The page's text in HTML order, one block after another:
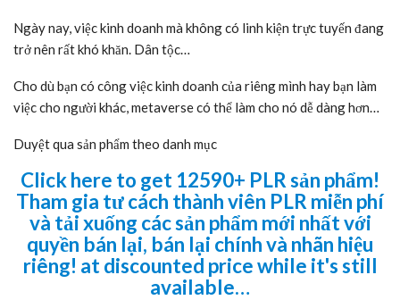
Ngày nay, việc kinh doanh mà không có linh kiện trực tuyến đang
trở nên rất khó khăn. Dân tộc…
Cho dù bạn có công việc kinh doanh của riêng mình hay bạn làm
việc cho người khác, metaverse có thể làm cho nó dễ dàng hơn…
Duyệt qua sản phẩm theo danh mục
Click here to get 12590+ PLR sản phẩm!
Tham gia tư cách thành viên PLR miễn phí
và tải xuống các sản phẩm mới nhất với
quyền bán lại, bán lại chính và nhãn hiệu
riêng! at discounted price while it's still
available…